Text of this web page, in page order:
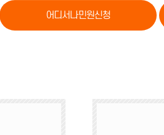
어디서나민원신청